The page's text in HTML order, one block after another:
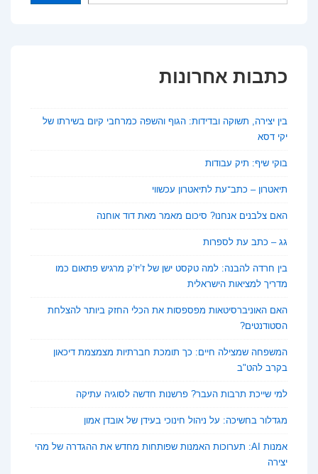
להט"ב
כתבות אחרונות
בין יצירה, תשוקה ובדידות: הגוף והשפה כמרחבי קיום בשירתו של
יקי דסא
בוקי שיף: תיק עבודות
תיאטרון – כתב־עת לתיאטרון עכשווי
האם צלבנים אנחנו? סיכום מאמר מאת דוד אוחנה
גג – כתב עת לספרות
בין חרדה להבנה: למה טקסט ישן של ז’יז’ק מרגיש פתאום כמו
מדריך למציאות הישראלית
האם האוניברסיטאות מפספסות את הכלי החזק ביותר להצלחת
הסטודנטים?
המשפחה שמצילה חיים: כך תומכת חברתיות מצמצמת דיכאון
בקרב להט"ב
למי שייכת תרבות העבר? פרשנות חדשה לסוגיה עתיקה
מגדלור בחשיכה: על ניהול חינוכי בעידן של אובדן אמון
אמנות AI: תערוכות האמנות שפותחות מחדש את ההגדרה של מהי
יצירה